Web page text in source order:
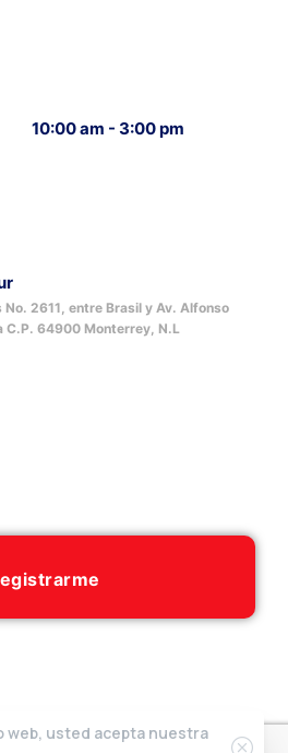
10:00 am - 3:00 pm
No. 2611, entre Brasil y Av. Alfonso
C.P. 64900 Monterrey, N.L
web, usted acepta nuestra